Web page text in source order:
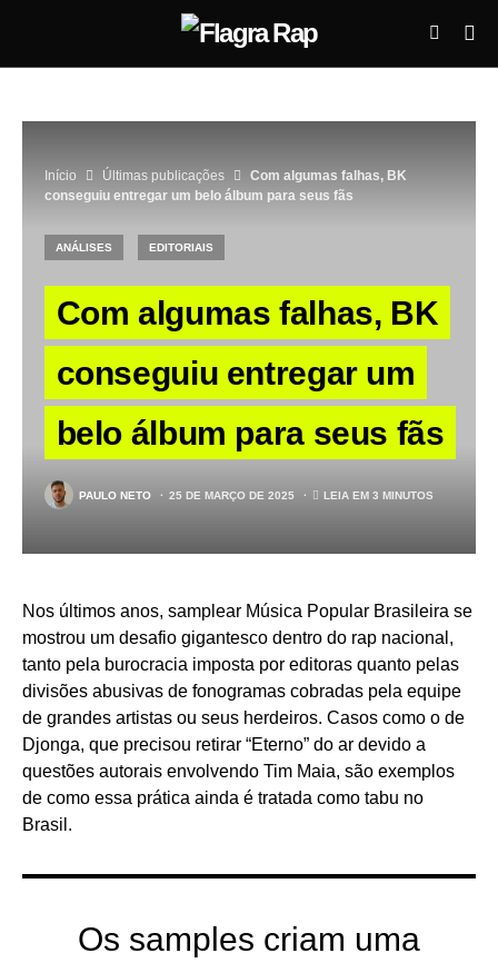
Início Últimas publicações
Com algumas falhas, BK
conseguiu entregar um belo álbum para seus fãs
ANÁLISES EDITORIAIS
Com algumas falhas, BK
conseguiu entregar um
belo álbum para seus fãs
PAULO NETO 25 DE MARÇO DE 2025 LEIA EM 3 MINUTOS
Nos últimos anos, samplear Música Popular Brasileira se
mostrou um desafio gigantesco dentro do rap nacional,
tanto pela burocracia imposta por editoras quanto pelas
divisões abusivas de fonogramas cobradas pela equipe
de grandes artistas ou seus herdeiros. Casos como o de
Djonga, que precisou retirar “Eterno” do ar devido a
questões autorais envolvendo Tim Maia, são exemplos
de como essa prática ainda é tratada como tabu no
Brasil.
Os samples criam uma